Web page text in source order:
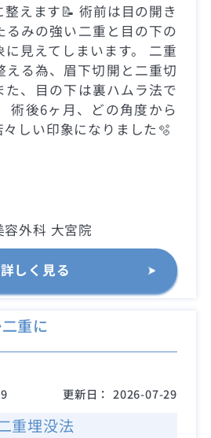
えます📝 術前は目の開き
るみの強い二重と目の下の
見えてしまいます。 二重
える為、眉下切開と二重切
た、目の下は裏ハムラ法で
術後6ヶ月、どの角度から
しい印象になりました🫧
外科 大宮院
詳しく見る
重に
更新日： 2026-07-29
重埋没法